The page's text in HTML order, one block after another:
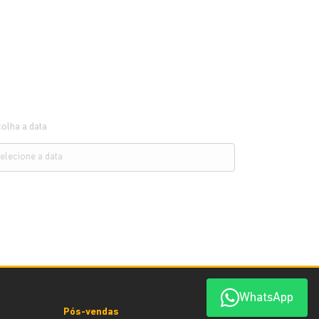
a data
WhatsApp
Pós-vendas